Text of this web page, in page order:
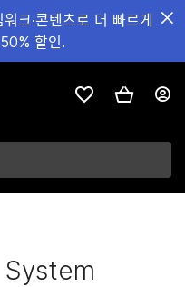
크·콘텐츠로 더 빠르게
할인.